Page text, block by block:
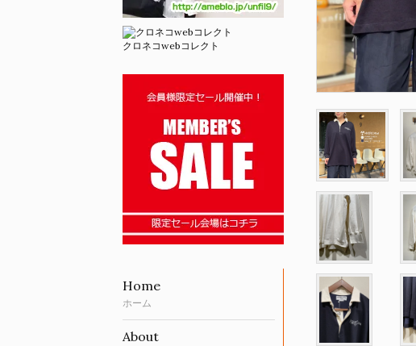
クロネコwebコレクト
Home
ホーム
About